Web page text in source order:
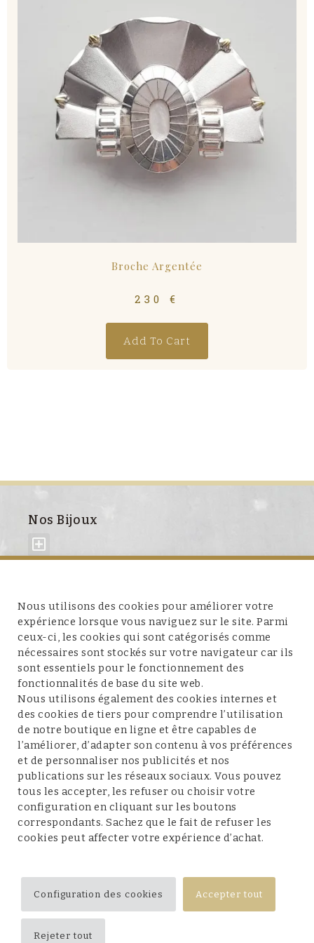
Broche Argentée
230€
Add To Cart
Nos Bijoux
À propos de nous
Service client
Conditions et mentions légales
Nous utilisons des cookies pour améliorer votre
expérience lorsque vous naviguez sur le site. Parmi
ceux-ci, les cookies qui sont catégorisés comme
nécessaires sont stockés sur votre navigateur car ils
sont essentiels pour le fonctionnement des
fonctionnalités de base du site web.
Nous utilisons également des cookies internes et
des cookies de tiers pour comprendre l’utilisation
de notre boutique en ligne et être capables de
l’améliorer, d’adapter son contenu à vos préférences
et de personnaliser nos publicités et nos
publications sur les réseaux sociaux. Vous pouvez
tous les accepter, les refuser ou choisir votre
configuration en cliquant sur les boutons
correspondants. Sachez que le fait de refuser les
cookies peut affecter votre expérience d’achat.
Configuration des cookies Accepter tout
Rejeter tout